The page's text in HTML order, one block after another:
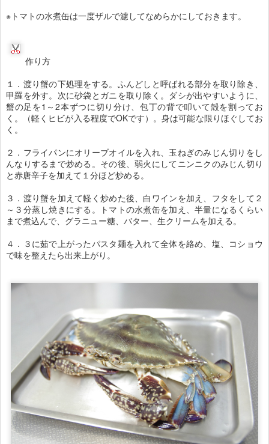
※トマトの水煮缶は一度ザルで濾してなめらかにしておきます。
作り方
１．渡り蟹の下処理をする。ふんどしと呼ばれる部分を取り除き、
甲羅を外す。次に砂袋とガニを取り除く。ダシが出やすいように、
蟹の足を1～2本ずつに切り分け、包丁の背で叩いて殻を割ってお
く。（軽くヒビが入る程度でOKです）。身は可能な限りほぐしてお
く。
２．フライパンにオリーブオイルを入れ、玉ねぎのみじん切りをし
んなりするまで炒める。その後、弱火にしてニンニクのみじん切り
と赤唐辛子を加えて１分ほど炒める。
３．渡り蟹を加えて軽く炒めた後、白ワインを加え、フタをして２
～３分蒸し焼きにする。トマトの水煮缶を加え、半量になるくらい
まで煮込んで、グラニュー糖、バター、生クリームを加える。
４．３に茹で上がったパスタ麺を入れて全体を絡め、塩、コショウ
で味を整えたら出来上がり。